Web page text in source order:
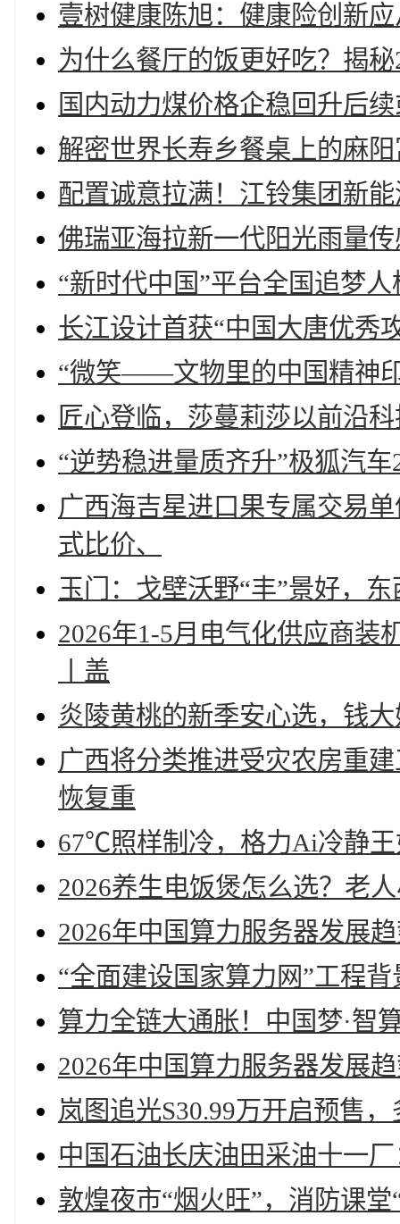
壹树健康陈旭：健康险创新
为什么餐厅的饭更好吃？揭
国内动力煤价格企稳回升后
解密世界长寿乡餐桌上的麻
配置诚意拉满！江铃集团新
佛瑞亚海拉新一代阳光雨量
“新时代中国”平台全国追梦
长江设计首获“中国大唐优秀
“微笑——文物里的中国精神
匠心登临，莎蔓莉莎以前沿
“逆势稳进量质齐升”极狐汽
广西海吉星进口果专属交易
式比价、
玉门：戈壁沃野“丰”景好，
2026年1-5月电气化供应商装
丨盖
炎陵黄桃的新季安心选，钱
广西将分类推进受灾农房重
恢复重
67℃照样制冷，格力Ai冷静
2026养生电饭煲怎么选？老
2026年中国算力服务器发展
“全面建设国家算力网”工程
算力全链大通胀！中国梦·智
2026年中国算力服务器发展
岚图追光S30.99万开启预售
中国石油长庆油田采油十一
敦煌夜市“烟火旺”，消防课堂